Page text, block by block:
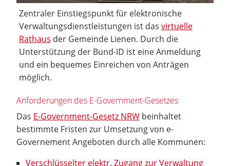
Zentraler Einstiegspunkt für elektronische
Verwaltungsdienstleistungen ist das virtuelle
Rathaus der Gemeinde Lienen. Durch die
Unterstützung der Bund-ID ist eine Anmeldung
und ein bequemes Einreichen von Anträgen
möglich.
Anforderungen des E-Government-Gesetzes
Das E-Government-Gesetz NRW beinhaltet
bestimmte Fristen zur Umsetzung von e-
Governement Angeboten durch alle Kommunen:
Verschlüsselter elektr. Zugang zur Verwaltung